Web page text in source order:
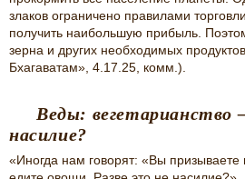
злаков ограничено правилами
получить наибольшую прибыль.
зерна и других необходимых
Бхагаватам», 4.17.25, комм.).
Веды:
насилие?
«Иногда нам говорят: «Вы